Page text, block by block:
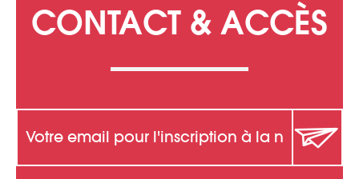
CONTACT & ACCÈS